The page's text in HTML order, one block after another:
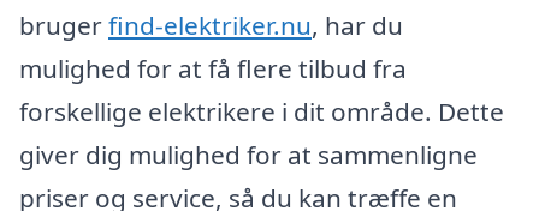
brugerfind-elektriker.nu, har du
mulighed for at få flere tilbud fra
forskellige elektrikere i dit område. Dette
giver dig mulighed for at sammenligne
priser og service, så du kan træffe en